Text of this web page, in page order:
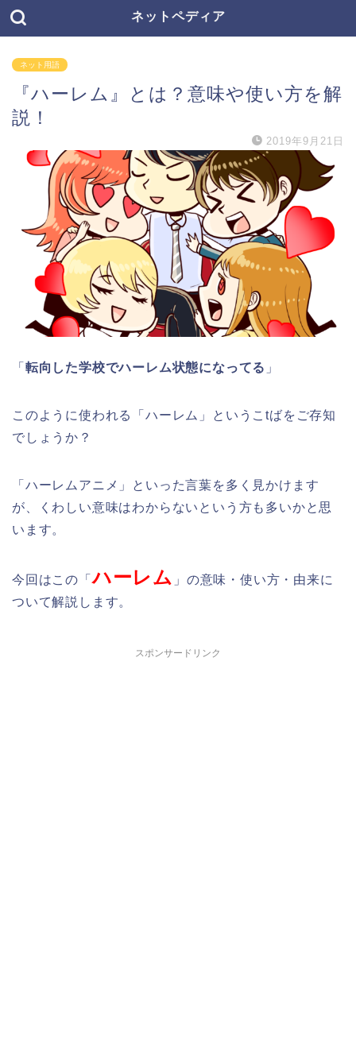
ネットペディア
ネット用語
『ハーレム』とは？意味や使い方を解
説！
2019年9月21日
「 転向した学校でハーレム状態になってる 」
このように使われる「ハーレム」というこtばをご存知
でしょうか？
「ハーレムアニメ」といった言葉を多く見かけます
が、くわしい意味はわからないという方も多いかと思
います。
今回はこの「ハーレム 」の意味・使い方・由来に
ついて解説します。
スポンサードリンク